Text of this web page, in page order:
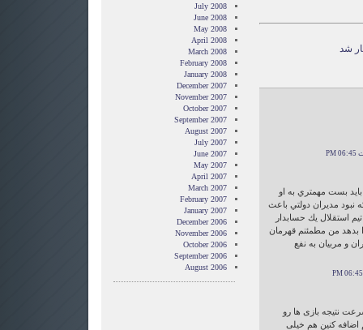
شد
بست مهمتري به او
نبود مديران دولتي باعث
استقلال يك حسابدار
بدهد من مطمئنم قهرمان
و مربيان به نفع
نتیجه بازی ها رو
اضافه کنین هم خیلی
July 2008
June 2008
May 2008
April 2008
March 2008
February 2008
January 2008
December 2007
November 2007
October 2007
September 2007
August 2007
July 2007
June 2007
May 2007
April 2007
March 2007
February 2007
January 2007
December 2006
November 2006
October 2006
September 2006
August 2006